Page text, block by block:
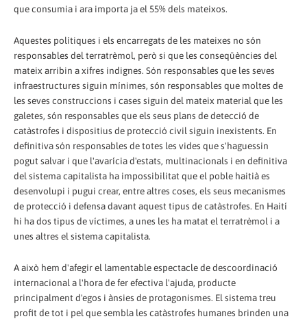
que consumia i ara importa ja el 55% dels mateixos.
Aquestes polítiques i els encarregats de les mateixes no són
responsables del terratrèmol, però si que les conseqüències del
mateix arribin a xifres indignes. Són responsables que les seves
infraestructures siguin mínimes, són responsables que moltes de
les seves construccions i cases siguin del mateix material que les
galetes, són responsables que els seus plans de detecció de
catàstrofes i dispositius de protecció civil siguin inexistents. En
definitiva són responsables de totes les vides que s'haguessin
pogut salvar i que l'avarícia d'estats, multinacionals i en definitiva
del sistema capitalista ha impossibilitat que el poble haitià es
desenvolupi i pugui crear, entre altres coses, els seus mecanismes
de protecció i defensa davant aquest tipus de catàstrofes. En Haití
hi ha dos tipus de víctimes, a unes les ha matat el terratrèmol i a
unes altres el sistema capitalista.
A això hem d'afegir el lamentable espectacle de descoordinació
internacional a l'hora de fer efectiva l'ajuda, producte
principalment d'egos i ànsies de protagonismes. El sistema treu
profit de tot i pel que sembla les catàstrofes humanes brinden una